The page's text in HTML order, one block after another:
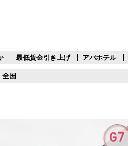
最低賃金引き上げ アパホテル
全国